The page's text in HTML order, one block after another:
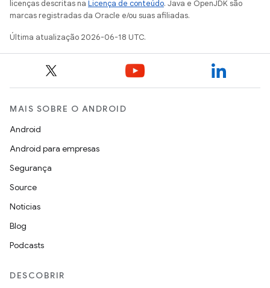
licenças descritas na Licença de conteúdo. Java e OpenJDK são
marcas registradas da Oracle e/ou suas afiliadas.
Última atualização 2026-06-18 UTC.
MAIS SOBRE O ANDROID
Android
Android para empresas
Segurança
Source
Notícias
Blog
Podcasts
DESCOBRIR